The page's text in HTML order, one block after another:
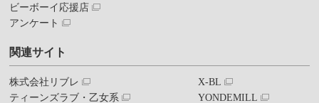
ビーボーイ応援店
アンケート
関連サイト
株式会社リブレ
ティーンズラブ・乙女系
X-BL
YONDEMILL